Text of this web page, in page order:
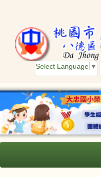
Select Language ▼